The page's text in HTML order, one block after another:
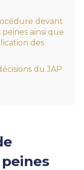
devant
ainsi que
des
du JAP